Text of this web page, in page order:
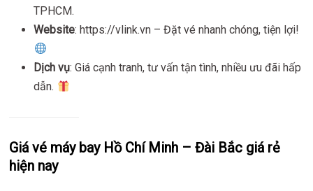
TPHCM.
Website: https://vlink.vn – Đặt vé nhanh chóng, tiện lợi!
Dịch vụ: Giá cạnh tranh, tư vấn tận tình, nhiều ưu đãi hấp
dẫn.
Giá vé máy bay Hồ Chí Minh – Đài Bắc giá rẻ
hiện nay